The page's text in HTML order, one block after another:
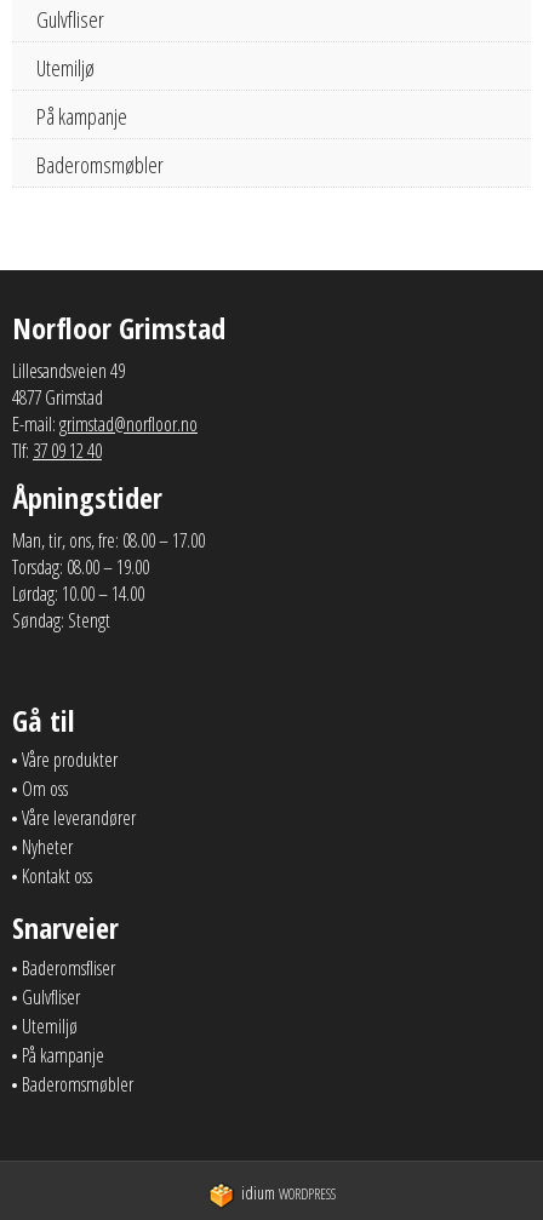
Gulvfliser
Utemiljø
På kampanje
Baderomsmøbler
Norfloor Grimstad
Lillesandsveien 49
4877 Grimstad
E-mail:grimstad@norfloor.no
Tlf: 37 09 12 40
Åpningstider
Man, tir, ons, fre: 08.00 – 17.00
Torsdag: 08.00 – 19.00
Lørdag: 10.00 – 14.00
Søndag: Stengt
Gå til
Våre produkter
Om oss
Våre leverandører
Nyheter
Kontakt oss
Snarveier
Baderomsfliser
Gulvfliser
Utemiljø
På kampanje
Baderomsmøbler
idium WORDPRESS